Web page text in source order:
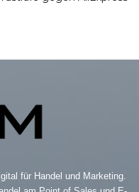
für Handel und Marketing.